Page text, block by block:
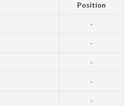
Position
-
-
-
-
-